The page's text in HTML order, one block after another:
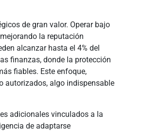
de gran valor. Operar bajo
la reputación
alcanzar hasta el 4% del
finanzas, donde la protección
fiables. Este enfoque,
autorizados, algo indispensable
adicionales vinculados a la
de adaptarse